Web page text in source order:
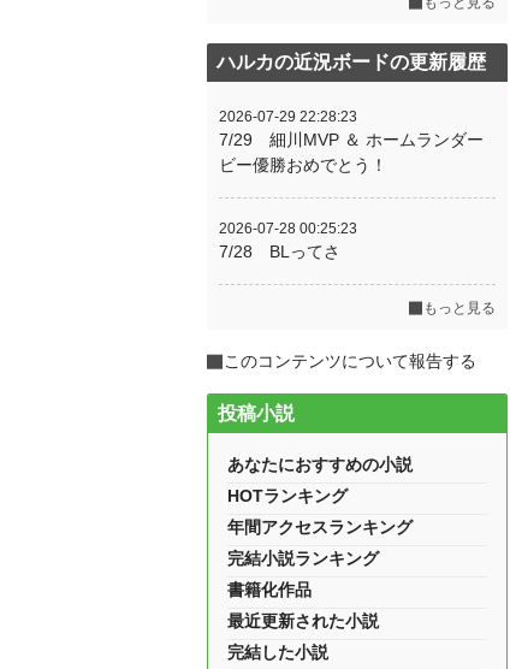
ハルカの近況ボードの更新履歴
2026-07-29 22:28:23
7/29 細川MVP ＆ ホームランダー
ビー優勝おめでとう！
2026-07-28 00:25:23
7/28 BLってさ
もっと見る
このコンテンツについて報告する
投稿小説
あなたにおすすめの小説
HOTランキング
年間アクセスランキング
完結小説ランキング
書籍化作品
最近更新された小説
完結した小説